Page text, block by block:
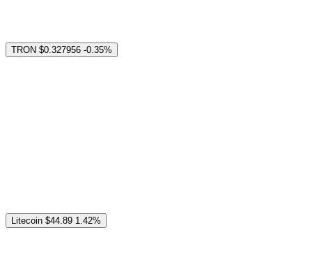
TRON $0.327956 -0.35%
Litecoin $44.89 1.42%